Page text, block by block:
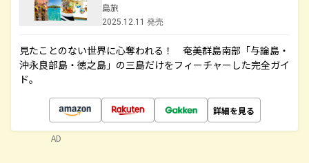
島旅
2025.12.11 発売
見たことのない世界に心奪われる！ 奄美群島南部「与論島・
沖永良部島・徳之島」の三島だけをフィーチャーした完全ガイ
ド。
詳細を見る
AD